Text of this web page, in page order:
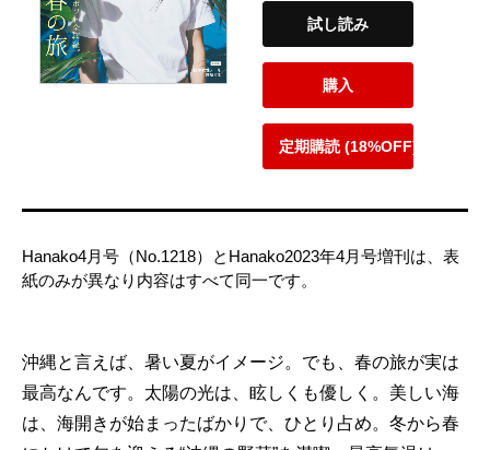
試し読み
購入
定期購読 (18%OFF)
Hanako4月号（No.1218）とHanako2023年4月号増刊は、表
紙のみが異なり内容はすべて同一です。
沖縄と言えば、暑い夏がイメージ。でも、春の旅が実は
最高なんです。太陽の光は、眩しくも優しく。美しい海
は、海開きが始まったばかりで、ひとり占め。冬から春